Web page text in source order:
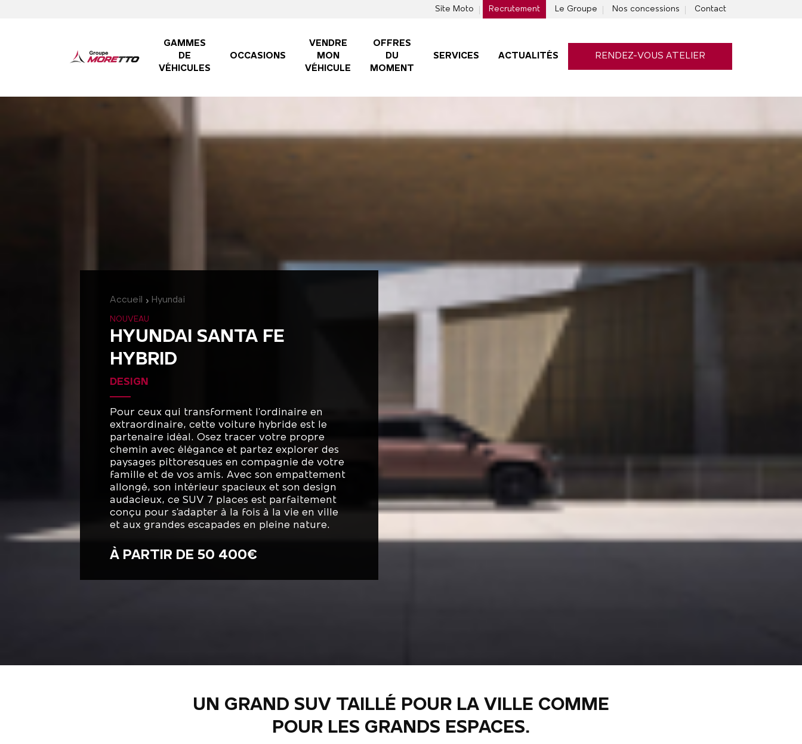
Site Moto Recrutement Le Groupe Nos concessions Contact
GAMMES
DE
VÉHICULES
OCCASIONS
VENDRE
MON
VÉHICULE
OFFRES
DU
MOMENT
SERVICES ACTUALITÉS RENDEZ-VOUS ATELIER
Accueil Hyundai
NOUVEAU
HYUNDAI SANTA FE
HYBRID
DESIGN
Pour ceux qui transforment l'ordinaire en
extraordinaire, cette voiture hybride est le
partenaire idéal. Osez tracer votre propre
chemin avec élégance et partez explorer des
paysages pittoresques en compagnie de votre
famille et de vos amis. Avec son empattement
allongé, son intérieur spacieux et son design
audacieux, ce SUV 7 places est parfaitement
conçu pour s'adapter à la fois à la vie en ville
et aux grandes escapades en pleine nature.
À PARTIR DE 50 400€
UN GRAND SUV TAILLÉ POUR LA VILLE COMME
POUR LES GRANDS ESPACES.